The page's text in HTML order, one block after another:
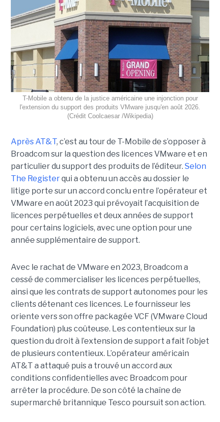
T-Mobile a obtenu de la justice américaine une injonction pour
l'extension du support des produits VMware jusqu'en août 2026.
(Crédit Coolcaesar /Wikipedia)
Après AT&T, c’est au tour de T-Mobile de s’opposer à
Broadcom sur la question des licences VMware et en
particulier du support des produits de l’éditeur. Selon
The Registerqui a obtenu un accès au dossier le
litige porte sur un accord conclu entre l’opérateur et
VMware en août 2023 qui prévoyait l’acquisition de
licences perpétuelles et deux années de support
pour certains logiciels, avec une option pour une
année supplémentaire de support.
Avec le rachat de VMware en 2023, Broadcom a
cessé de commercialiser les licences perpétuelles,
ainsi que les contrats de support autonomes pour les
clients détenant ces licences. Le fournisseur les
oriente vers son offre packagée VCF (VMware Cloud
Foundation) plus coûteuse. Les contentieux sur la
question du droit à l’extension de support a fait l’objet
de plusieurs contentieux. L’opérateur américain
AT&T a attaqué puis a trouvé un accord aux
conditions confidentielles avec Broadcom pour
arrêter la procédure. De son côté la chaîne de
supermarché britannique Tesco poursuit son action.